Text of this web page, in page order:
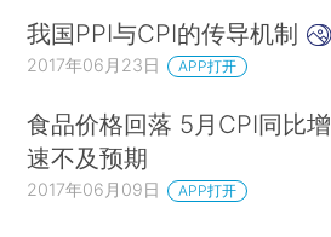
我国PPI与CPI的传导机制
2017年06月23日 APP打开
食品价格回落 5月CPI同比增
速不及预期
2017年06月09日 APP打开